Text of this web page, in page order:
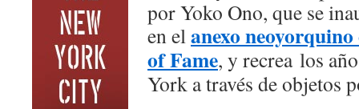
por Yoko Ono, que se
en elanexo
of Fame, y recrea los
York a través de objetos